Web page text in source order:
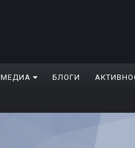
МЕДИА БЛОГИ